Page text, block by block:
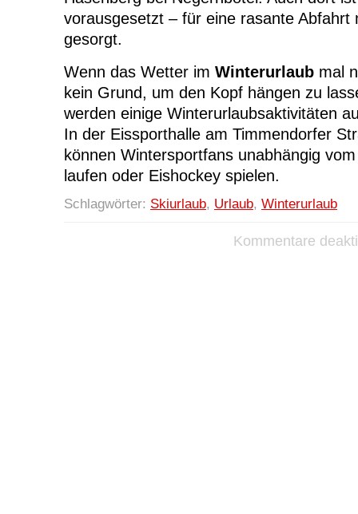
vorausgesetzt – für eine rasante Abfahrt
gesorgt.
Wenn das Wetter im Winterurlaub mal
kein Grund, um den Kopf hängen zu
werden einige Winterurlaubsaktivitäten
In der Eissporthalle am Timmendorfer
können Wintersportfans unabhängig
laufen oder Eishockey spielen.
Schlagwörter: Skiurlaub, Urlaub, Winterurlaub
Kommentare